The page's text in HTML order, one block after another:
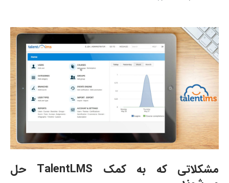
مشکلاتی که به کمک TalentLMS حل